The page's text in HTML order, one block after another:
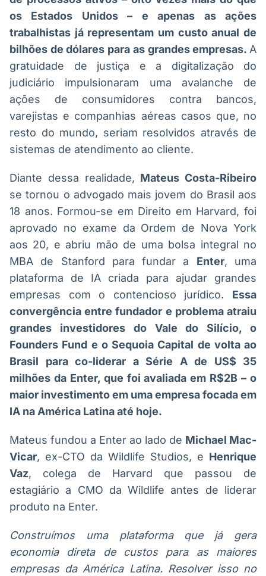
Radar
inteligente de
notícias e
conteúdos
Broadcast
Fundos
plataforma para
analisar fundos
de investimento
no Brasil
BroadFast
Em breve
Gestão de
Investimentos
Em breve
Crédito
Em breve
os Estados Unidos – e apenas as ações
trabalhistas já representam um custo anual de
bilhões de dólares para as grandes empresas. A
gratuidade de justiça e a digitalização do
judiciário impulsionaram uma avalanche de
ações de consumidores contra bancos,
varejistas e companhias aéreas casos que, no
resto do mundo, seriam resolvidos através de
sistemas de atendimento ao cliente.
Diante dessa realidade, Mateus Costa-Ribeiro
se tornou o advogado mais jovem do Brasil aos
18 anos. Formou-se em Direito em Harvard, foi
aprovado no exame da Ordem de Nova York
aos 20, e abriu mão de uma bolsa integral no
MBA de Stanford para fundar a Enter, uma
plataforma de IA criada para ajudar grandes
empresas com o contencioso jurídico. Essa
convergência entre fundador e problema atraiu
grandes investidores do Vale do Silício, o
Founders Fund e o Sequoia Capital de volta ao
Brasil para co-liderar a Série A de US$ 35
milhões da Enter, que foi avaliada em R$2B – o
maior investimento em uma empresa focada em
IA na América Latina até hoje.
Mateus fundou a Enter ao lado de Michael Mac-
Vicar, ex-CTO da Wildlife Studios, e Henrique
Vaz, colega de Harvard que passou de
estagiário a CMO da Wildlife antes de liderar
produto na Enter.
Construímos uma plataforma que já gera
economia direta de custos para as maiores
empresas da América Latina. Resolver isso no